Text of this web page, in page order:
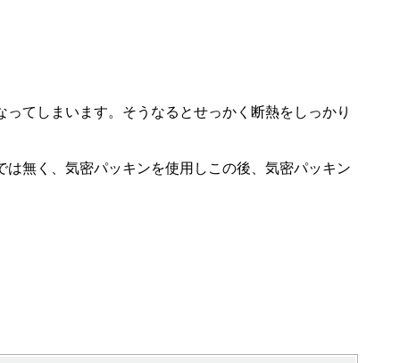
てしまいます。そうなるとせっかく断熱をしっかり
無く、気密パッキンを使用しこの後、気密パッキン